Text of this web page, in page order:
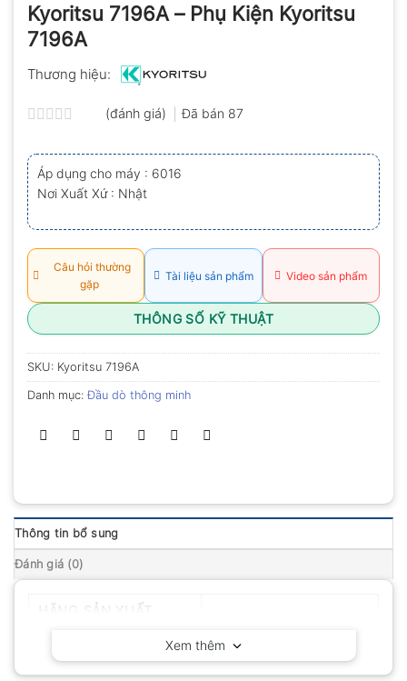
Kyoritsu 7196A – Phụ Kiện Kyoritsu
7196A
Thương hiệu:
xếp
hạng
0.0
5
sao
(đánh giá) Đã bán 87
Áp dụng cho máy : 6016
Nơi Xuất Xứ : Nhật
Câu hỏi thường
gặp
Tài liệu sản phẩm Video sản phẩm
THÔNG SỐ KỸ THUẬT
SKU: Kyoritsu 7196A
Danh mục:Đầu dò thông minh
Thông tin bổ sung
Đánh giá (0)
Xem thêm